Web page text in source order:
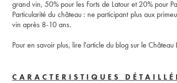
grand vin, 50% pour les Forts de Latour et 20% pour
Particularité du château : ne participant plus aux
vin après 8-10 ans.
Pour en savoir plus, lire l'article du blog sur le Château
CARACTERISTIQUES